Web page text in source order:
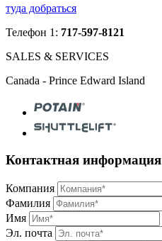
туда добраться
Телефон 1: 717-597-8121
SALES & SERVICES
Canada - Prince Edward Island
Контактная информация
Компания
Фамилия
Имя
Эл. почта